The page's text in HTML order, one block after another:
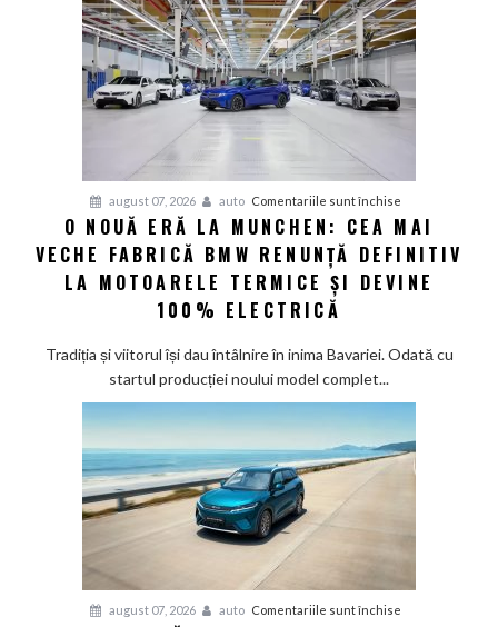
100%
electric
până
2030
șapte
noi
august 07, 2026 auto Comentariile sunt închise
O
nouă
eră
Cea
BMW
renunță
și
O NOUĂ ERĂ LA MUNCHEN: CEA MAI
VECHE FABRICĂ BMW RENUNȚĂ DEFINITIV
LA MOTOARELE TERMICE ȘI DEVINE
100% ELECTRICĂ
Tradiția și viitorul își dau întâlnire în inima Bavariei. Odată cu
startul producției noului model complet...
august 07, 2026 auto Comentariile sunt închise